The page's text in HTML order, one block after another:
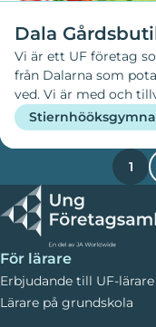
Dala
Vi är ett UF företag
från Dalarna som
ved. Vi är med och
tänker på att
miljövänliga. Vi har
och känna att man
1
För lärare
Erbjudande till UF-lärare
Lärare på grundskola